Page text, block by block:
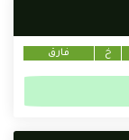
خ فارق